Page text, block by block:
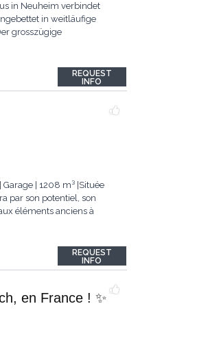
in Neuheim verbindet
in weitläufige
grosszügige
REQUEST
INFO
| 1208 m³ |Située
par son potentiel, son
éléments anciens à
REQUEST
INFO
en France ! ✨